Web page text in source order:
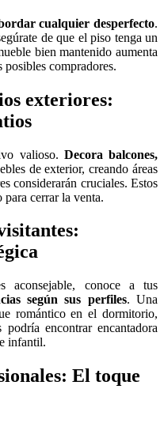
cualquier desperfecto.
de que el piso tenga un
bien mantenido aumenta
compradores.
exteriores:
valioso. Decora balcones,
de exterior, creando áreas
considerarán cruciales. Estos
para cerrar la venta.
aconsejable, conoce a tus
según sus perfiles. Una
romántico en el dormitorio,
encontrar encantadora
infantil.
El toque